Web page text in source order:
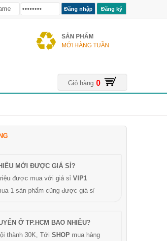
Đăng ký
SẢN PHẨM
MỚI HÀNG TUẦN
Giỏ hàng 0
MỚI ĐƯỢC GIÁ SỈ?
được mua với giá sỉ VIP1
1 sản phẩm cũng được giá sỉ
Ở TP.HCM BAO NHIÊU?
thành 30K, Tới SHOP mua hàng